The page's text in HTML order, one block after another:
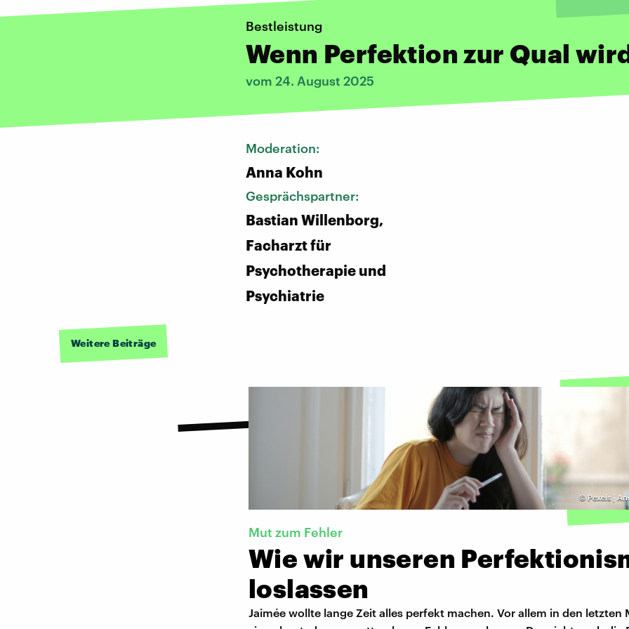
Bestleistung
Wenn Perfektion zur Qual
vom 24. August 2025
Moderation:
Anna Kohn
Gesprächspartner:
Bastian Willenborg,
Facharzt für
Psychotherapie und
Psychiatrie
Weitere Beiträge
© Pexels |
Mut zum Fehler
Wie wir unseren
loslassen
Jaimée wollte lange Zeit alles perfekt machen. Vor allem in den letzten